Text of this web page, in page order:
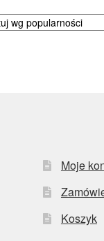
Moje
Koszyk